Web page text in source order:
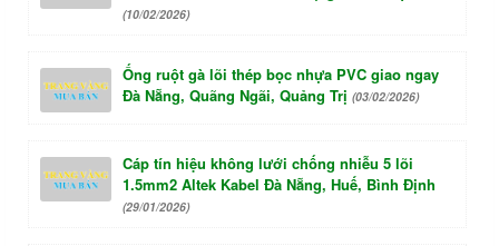
(10/02/2026)
Ống ruột gà lõi thép bọc nhựa PVC giao ngay
Đà Nẵng, Quãng Ngãi, Quảng Trị (03/02/2026)
Cáp tín hiệu không lưới chống nhiễu 5 lõi
1.5mm2 Altek Kabel Đà Nẵng, Huế, Bình Định
(29/01/2026)